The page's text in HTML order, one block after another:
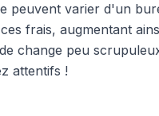
peuvent varier d'un
frais, augmentant
change peu
attentifs !